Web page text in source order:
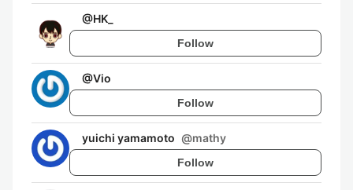
@HK_
Follow
@Vio
Follow
yuichi yamamoto @mathy
Follow